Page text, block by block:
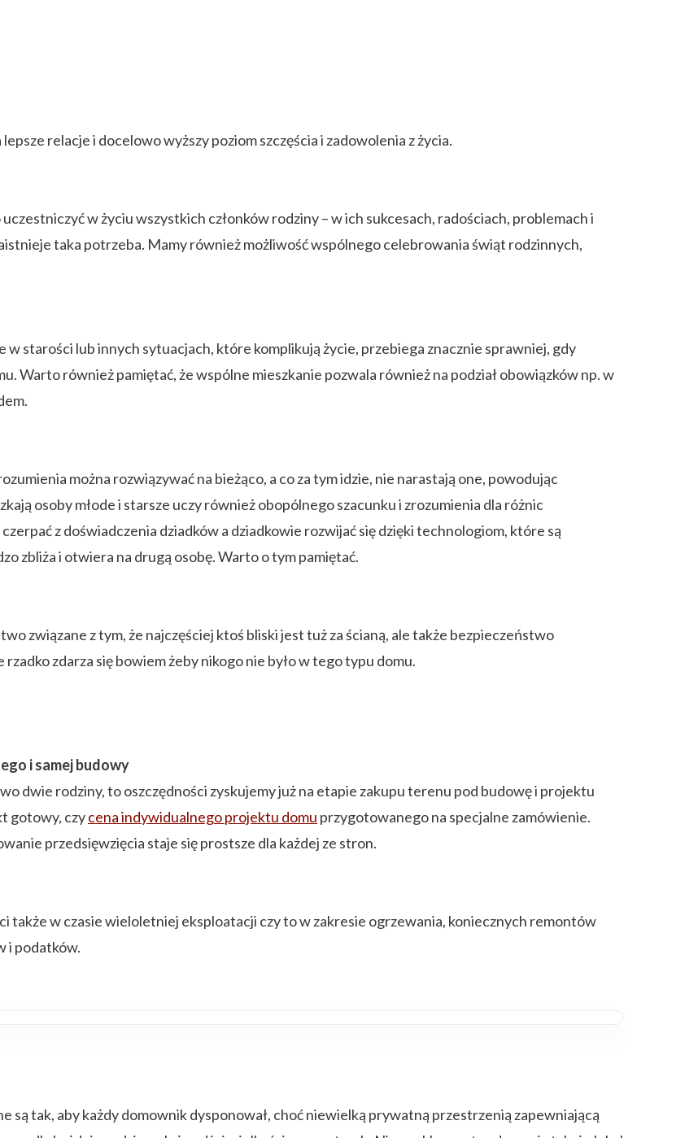
relacje i docelowo wyższy poziom szczęścia i zadowolenia z życia.
w życiu wszystkich członków rodziny – w ich sukcesach, radościach, problemach i
taka potrzeba. Mamy również możliwość wspólnego celebrowania świąt rodzinnych,
w starości lub innych sytuacjach, które komplikują życie, przebiega znacznie sprawniej, gdy
Warto również pamiętać, że wspólne mieszkanie pozwala również na podział obowiązków np. w
można rozwiązywać na bieżąco, a co za tym idzie, nie narastają one, powodując
osoby młode i starsze uczy również obopólnego szacunku i zrozumienia dla różnic
z doświadczenia dziadków a dziadkowie rozwijać się dzięki technologiom, które są
zbliża i otwiera na drugą osobę. Warto o tym pamiętać.
związane z tym, że najczęściej ktoś bliski jest tuż za ścianą, ale także bezpieczeństwo
zdarza się bowiem żeby nikogo nie było w tego typu domu.
i samej budowy
dwie rodziny, to oszczędności zyskujemy już na etapie zakupu terenu pod budowę i projektu
gotowy, czycena indywidualnego projektu domu przygotowanego na specjalne zamówienie.
przedsięwzięcia staje się prostsze dla każdej ze stron.
także w czasie wieloletniej eksploatacji czy to w zakresie ogrzewania, koniecznych remontów
i podatków.
są tak, aby każdy domownik dysponował, choć niewielką prywatną przestrzenią zapewniającą